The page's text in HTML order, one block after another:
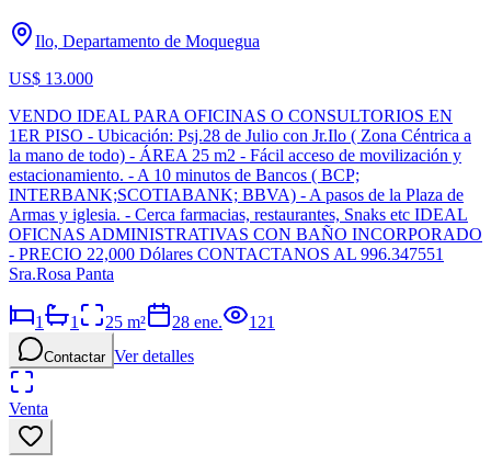
Ilo, Departamento de Moquegua
US$ 13.000
VENDO IDEAL PARA OFICINAS O CONSULTORIOS EN
1ER PISO - Ubicación: Psj.28 de Julio con Jr.Ilo ( Zona Céntrica a
la mano de todo) - ÁREA 25 m2 - Fácil acceso de movilización y
estacionamiento. - A 10 minutos de Bancos ( BCP;
INTERBANK;SCOTIABANK; BBVA) - A pasos de la Plaza de
Armas y iglesia. - Cerca farmacias, restaurantes, Snaks etc IDEAL
OFICNAS ADMINISTRATIVAS CON BAÑO INCORPORADO
- PRECIO 22,000 Dólares CONTACTANOS AL 996.347551
Sra.Rosa Panta
1 1 25 m² 28 ene. 121
Contactar Ver detalles
Venta